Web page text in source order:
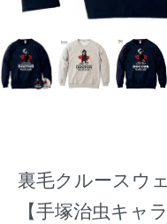
裏毛クルースウ
【手塚治虫キャ